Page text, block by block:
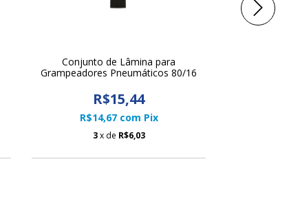
Conjunto de Lâmina para
Grampeadores Pneumáticos 80/16
R$15,44
R$14,67 com Pix
3 x de R$6,03